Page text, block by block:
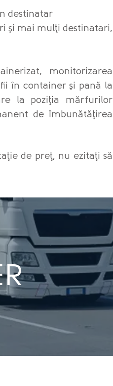
destinatar
şi mai mulţi destinatari,
monitorizarea
în container şi pană la
la poziţia mărfurilor
de îmbunătăţirea
de preţ, nu ezitaţi să